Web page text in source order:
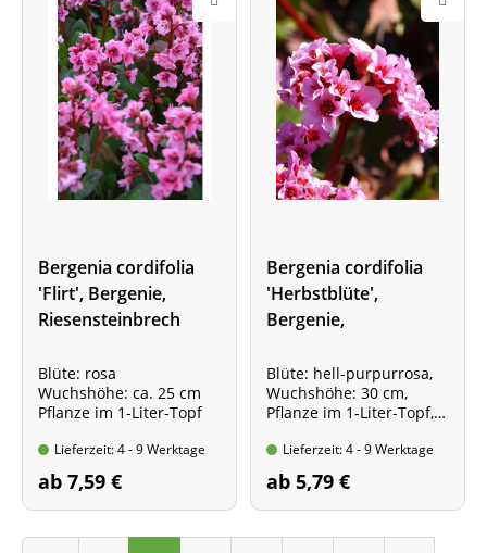
Bergenia cordifolia
'Flirt', Bergenie,
Riesensteinbrech
Blüte: rosa
Wuchshöhe: ca. 25 cm
Pflanze im 1-Liter-Topf
Lieferzeit: 4 - 9 Werktage
ab 7,59 €
Bergenia cordifolia
'Herbstblüte',
Bergenie,
Blüte: hell-purpurrosa,
Wuchshöhe: 30 cm,
Pflanze im 1-Liter-Topf,
Herbst!
Lieferzeit: 4 - 9 Werktage
ab 5,79 €